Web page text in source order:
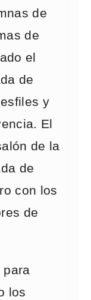
de
de
el
de
y
El
de la
de
con los
de
para
los